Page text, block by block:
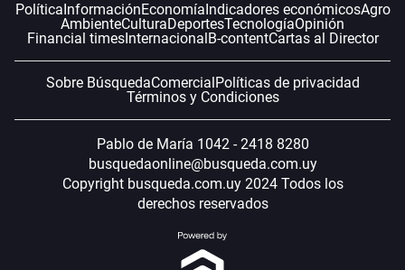
Política InformaciónEconomía Indicadores económicosAgro
AmbienteCulturaDeportesTecnologíaOpinión
Financial timesInternacional B-contentCartas al Director
Sobre BúsquedaComercial Políticas de privacidad
Términos y Condiciones
Pablo de María 1042 - 2418 8280
busquedaonline@busqueda.com.uy
Copyright busqueda.com.uy 2024 Todos los
derechos reservados